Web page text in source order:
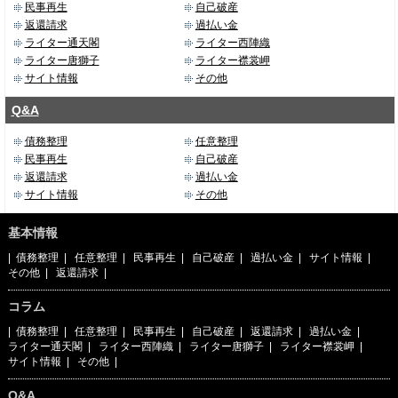
民事再生
自己破産
返還請求
過払い金
ライター通天閣
ライター西陣織
ライター唐獅子
ライター襟裳岬
サイト情報
その他
Q&A
債務整理
任意整理
民事再生
自己破産
返還請求
過払い金
サイト情報
その他
基本情報
債務整理 任意整理 民事再生 自己破産| 過払い金| サイト情報
その他| 返還請求|
コラム
債務整理 任意整理 民事再生 自己破産| 返還請求| 過払い金|
ライター通天閣
ライター西陣織| ライター唐獅子| ライター襟裳岬
サイト情報
その他|